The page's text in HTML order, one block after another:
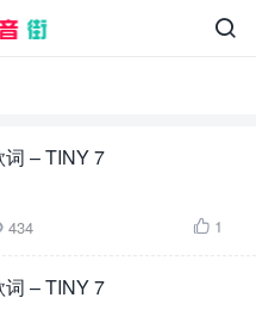

词 – TINY 7
434  1
词 – TINY 7